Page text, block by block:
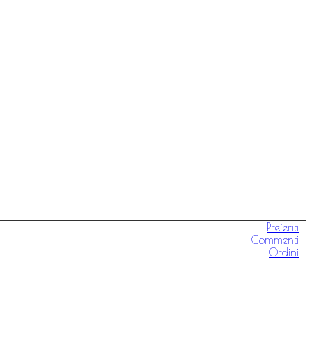
Preferiti
Commenti
Ordini